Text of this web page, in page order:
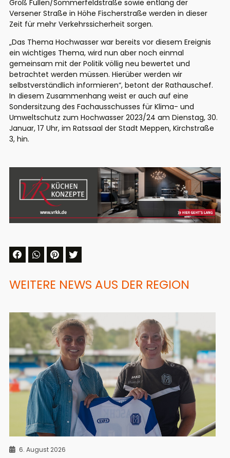
Groß Fullen/Sommerfeldstraße sowie entlang der
Versener Straße in Höhe Fischerstraße werden in dieser
Zeit für mehr Verkehrssicherheit sorgen.
„Das Thema Hochwasser war bereits vor diesem Ereignis
ein wichtiges Thema, wird nun aber noch einmal
gemeinsam mit der Politik völlig neu bewertet und
betrachtet werden müssen. Hierüber werden wir
selbstverständlich informieren“, betont der Rathauschef.
In diesem Zusammenhang weist er auch auf eine
Sondersitzung des Fachausschusses für Klima- und
Umweltschutz zum Hochwasser 2023/24 am Dienstag, 30.
Januar, 17 Uhr, im Ratssaal der Stadt Meppen, Kirchstraße
3, hin.
WEITERE NEWS AUS DER REGION
6. August 2026